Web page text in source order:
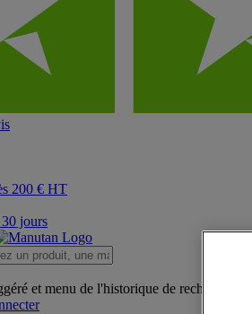
200 € HT
jours
et menu de l'historique de recherche